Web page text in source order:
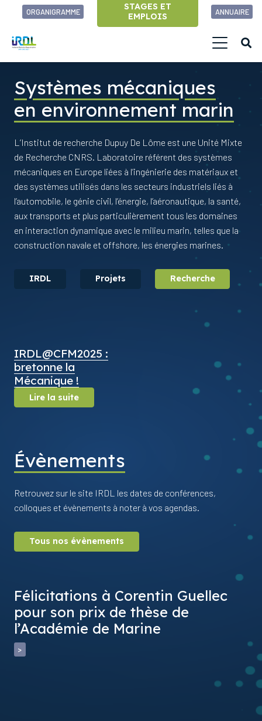
ORGANIGRAMME
STAGES ET
EMPLOIS
ANNUAIRE
Systèmes mécaniques
en environnement marin
L’Institut de recherche Dupuy De Lôme est une Unité Mixte
de Recherche CNRS. Laboratoire référent des systèmes
mécaniques en Europe liées à l’ingénierie des matériaux et
des systèmes utilisés dans les secteurs industriels liés à
l’automobile, le génie civil, l’énergie, l’aéronautique, la santé,
aux transports et plus particulièrement tous les domaines
en interaction dynamique avec le milieu marin, telles que la
construction navale et offshore, les énergies marines.
IRDL Projets Recherche
IRDL@CFM2025 :
bretonne la
Mécanique !
Lire la suite
Évènements
Retrouvez sur le site IRDL les dates de conférences,
colloques et évènements à noter à vos agendas.
Tous nos évènements
Félicitations à Corentin Guellec
pour son prix de thèse de
l’Académie de Marine
>